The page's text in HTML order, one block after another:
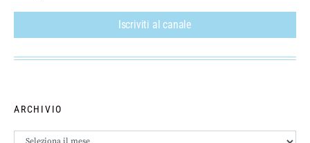
Iscriviti al canale
ARCHIVIO
Archivio